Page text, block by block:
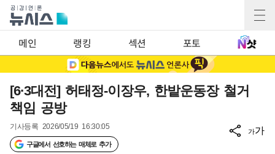
메인 랭킹 섹션 포토
[6·3대전] 허태정-이장우, 한밭운동장 철거
책임 공방
기사등록 2026/05/19 16:30:05
구글에서 선호하는 매체로 추가
가가